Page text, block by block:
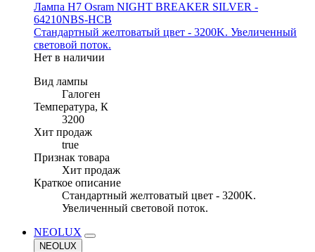
Лампа H7 Osram NIGHT BREAKER SILVER -
64210NBS-HCB
Стандартный желтоватый цвет - 3200K. Увеличенный
световой поток.
Нет в наличии
Вид лампы
Галоген
Температура, К
3200
Хит продаж
true
Признак товара
Хит продаж
Краткое описание
Стандартный желтоватый цвет - 3200K.
Увеличенный световой поток.
NEOLUX
NEOLUX